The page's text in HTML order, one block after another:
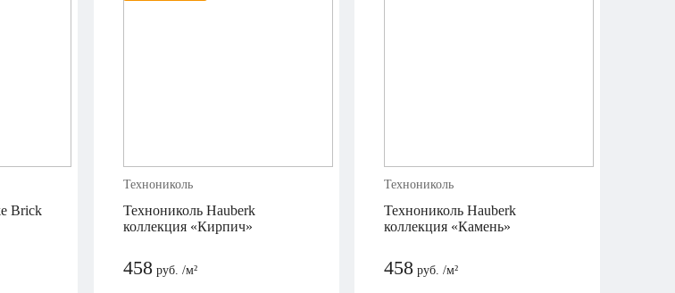
Brick
Технониколь
Технониколь Hauberk
коллекция «Кирпич»
458руб. /м²
Технониколь
Технониколь Hauberk
коллекция «Камень»
458 руб. /м²